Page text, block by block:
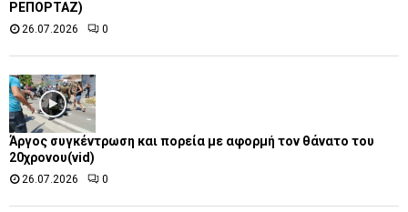
ΡΕΠΟΡΤΑΖ)
26.07.2026 0
Άργος συγκέντρωση και πορεία με αφορμή τον θάνατο του
20χρονου(vid)
26.07.2026 0